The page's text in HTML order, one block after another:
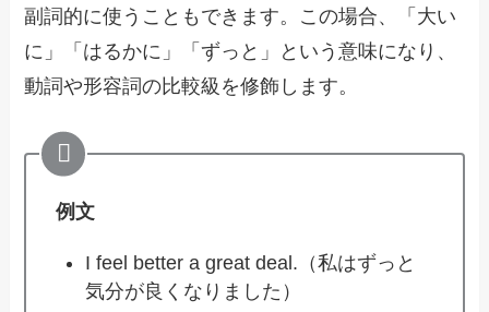
副詞的に使うこともできます。この場合、「大い
に」「はるかに」「ずっと」という意味になり、
動詞や形容詞の比較級を修飾します。
例文
I feel better a great deal.（私はずっと
気分が良くなりました）